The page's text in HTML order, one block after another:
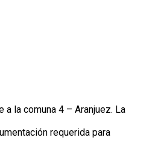
la comuna 4 – Aranjuez. La
requerida para